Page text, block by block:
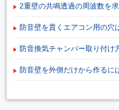
2重壁の共鳴透過の周波数を
防音壁を貫くエアコン用の穴
防音換気チャンバー取り付け
防音壁を外側だけから作るに